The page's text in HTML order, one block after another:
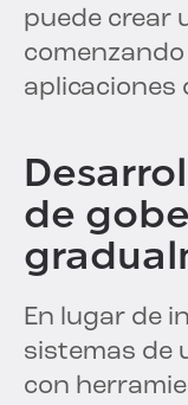
puede crear
aplicaciones
de
En lugar de
sistemas de
con